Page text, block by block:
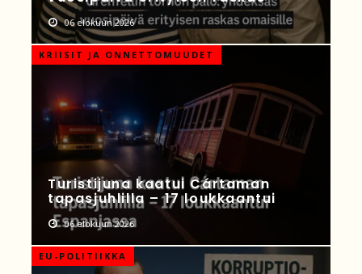
06 elokuun 2026
KRIISIT JA ONNETTOMUUDET
Turistijuna kaatui Cártaman
tapasjuhlilla – 17 loukkaantui
06 elokuun 2026
EU-POLITIIKKA